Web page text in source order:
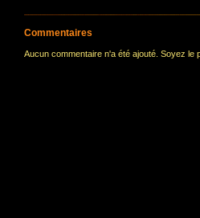
Commentaires
Aucun commentaire n'a été ajouté. Soyez le